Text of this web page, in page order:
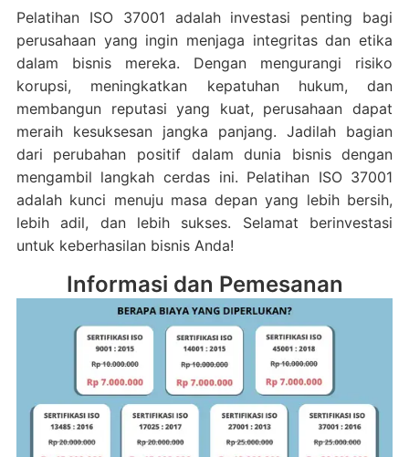
Pelatihan ISO 37001 adalah investasi penting bagi
perusahaan yang ingin menjaga integritas dan etika
dalam bisnis mereka. Dengan mengurangi risiko
korupsi, meningkatkan kepatuhan hukum, dan
membangun reputasi yang kuat, perusahaan dapat
meraih kesuksesan jangka panjang. Jadilah bagian
dari perubahan positif dalam dunia bisnis dengan
mengambil langkah cerdas ini. Pelatihan ISO 37001
adalah kunci menuju masa depan yang lebih bersih,
lebih adil, dan lebih sukses. Selamat berinvestasi
untuk keberhasilan bisnis Anda!
Informasi dan Pemesanan